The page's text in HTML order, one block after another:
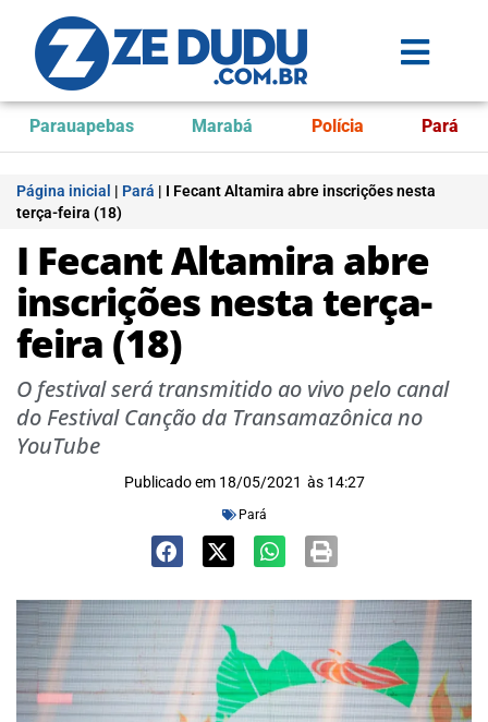
Parauapebas Marabá Polícia Pará
Página inicial | Pará | I Fecant Altamira abre inscrições nesta
terça-feira (18)
I Fecant Altamira abre
inscrições nesta terça-
feira (18)
O festival será transmitido ao vivo pelo canal
do Festival Canção da Transamazônica no
YouTube
Publicado em 18/05/2021 às 14:27
Pará